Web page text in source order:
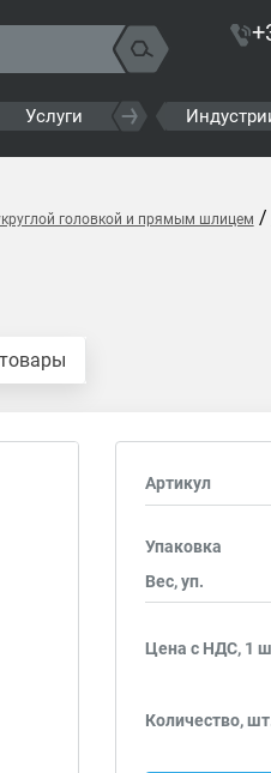
Услуги
головкой и прямым шлицем /
Артикул
Упаковка
Вес, уп.
Цена с НДС, 1
Количество,